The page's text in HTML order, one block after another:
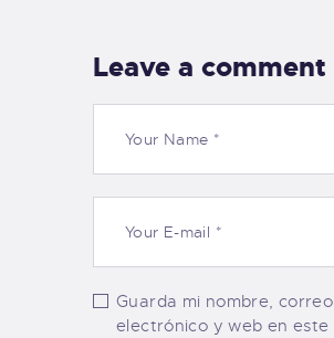
Leave a comment
Guarda mi nombre, correo
electrónico y web en este